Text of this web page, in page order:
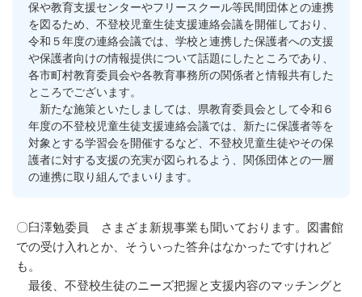
保や教育支援センターやフリースクール等民間団体との連携
を図るため、不登校児童生徒支援連絡会議を開催しており、
令和５年度の連絡会議では、学校と連携した保護者への支援
や保護者向けの情報提供について話題にしたところであり、
各市町村教育委員会や各教育事務所の関係者と情報共有した
ところでございます。
新たな施策といたしましては、県教育委員会として令和６
年度の不登校児童生徒支援連絡会議では、新たに保護者等を
対象とする学習会を開催するなど、不登校児童生徒やその保
護者に対する支援の充実が図られるよう、関係団体との一層
の連携に取り組んでまいります。
〇臼澤勉委員 さまざま新規事業も聞いております。図書館
での受け入れとか、そういった答弁はなかったですけれど
も。
最後、不登校生徒のニーズ把握と支援内容のマッチングと